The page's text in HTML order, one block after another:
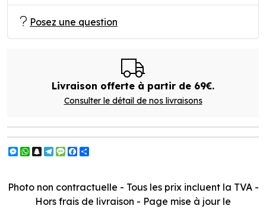
Posez une question
Livraison offerte à partir de 69€.
Consulter le détail de nos livraisons
Messenger
WhatsApp
Snapchat
Telegram
Message
Facebook
Photo non contractuelle - Tous les prix incluent la TVA -
Hors frais de livraison - Page mise à jour le